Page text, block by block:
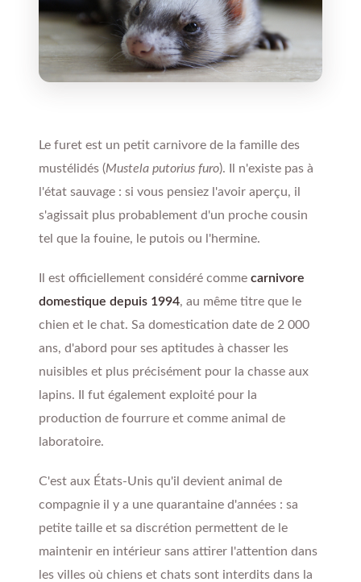
Le furet est un petit carnivore de la famille des
mustélidés (Mustela putorius furo). Il n'existe pas à
l'état sauvage : si vous pensiez l'avoir aperçu, il
s'agissait plus probablement d'un proche cousin
tel que la fouine, le putois ou l'hermine.
Il est officiellement considéré comme carnivore
domestique depuis 1994, au même titre que le
chien et le chat. Sa domestication date de 2 000
ans, d'abord pour ses aptitudes à chasser les
nuisibles et plus précisément pour la chasse aux
lapins. Il fut également exploité pour la
production de fourrure et comme animal de
laboratoire.
C'est aux États-Unis qu'il devient animal de
compagnie il y a une quarantaine d'années : sa
petite taille et sa discrétion permettent de le
maintenir en intérieur sans attirer l'attention dans
les villes où chiens et chats sont interdits dans la